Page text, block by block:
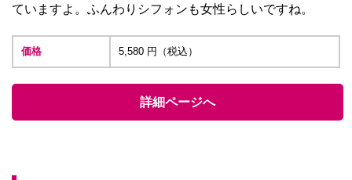
ていますよ。ふんわりシフォンも女性らしいですね。
価格 5,580 円（税込）
詳細ページへ